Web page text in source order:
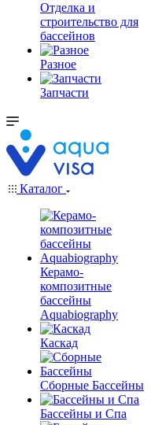
Отделка и
строительство для
бассейнов
Разное
Запчасти
Каталог
Керамо-
композитные
бассейны
Aquabiography
Каскад
Сборные Бассейны
Бассейны и Спа